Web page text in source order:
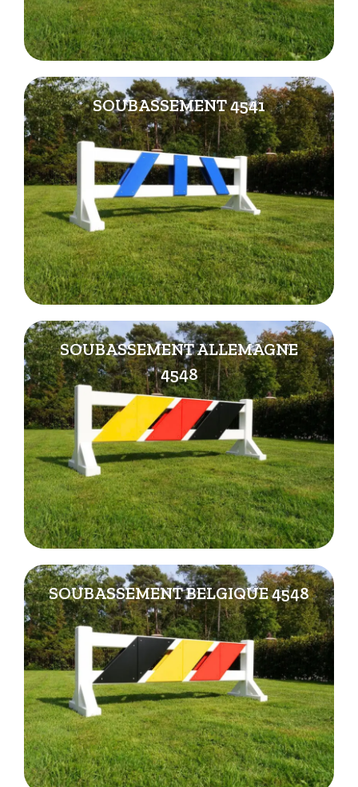
SOUBASSEMENT 4541
SOUBASSEMENT ALLEMAGNE
4548
SOUBASSEMENT BELGIQUE 4548